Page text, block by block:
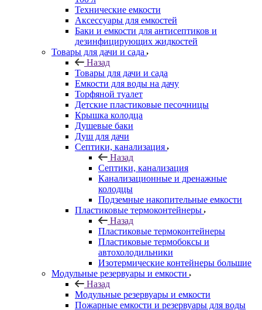
Технические емкости
Аксессуары для емкостей
Баки и емкости для антисептиков и
дезинфицирующих жидкостей
Товары для дачи и сада
Назад
Товары для дачи и сада
Емкости для воды на дачу
Торфяной туалет
Детские пластиковые песочницы
Крышка колодца
Душевые баки
Душ для дачи
Септики, канализация
Назад
Септики, канализация
Канализационные и дренажные
колодцы
Подземные накопительные емкости
Пластиковые термоконтейнеры
Назад
Пластиковые термоконтейнеры
Пластиковые термобоксы и
автохолодильники
Изотермические контейнеры большие
Модульные резервуары и емкости
Назад
Модульные резервуары и емкости
Пожарные емкости и резервуары для воды